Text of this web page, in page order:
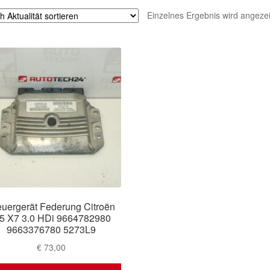
Einzelnes Ergebnis wird
Federung Citroën
X7 3.0 HDi 9664782980
9663376780 5273L9
€ 73,00